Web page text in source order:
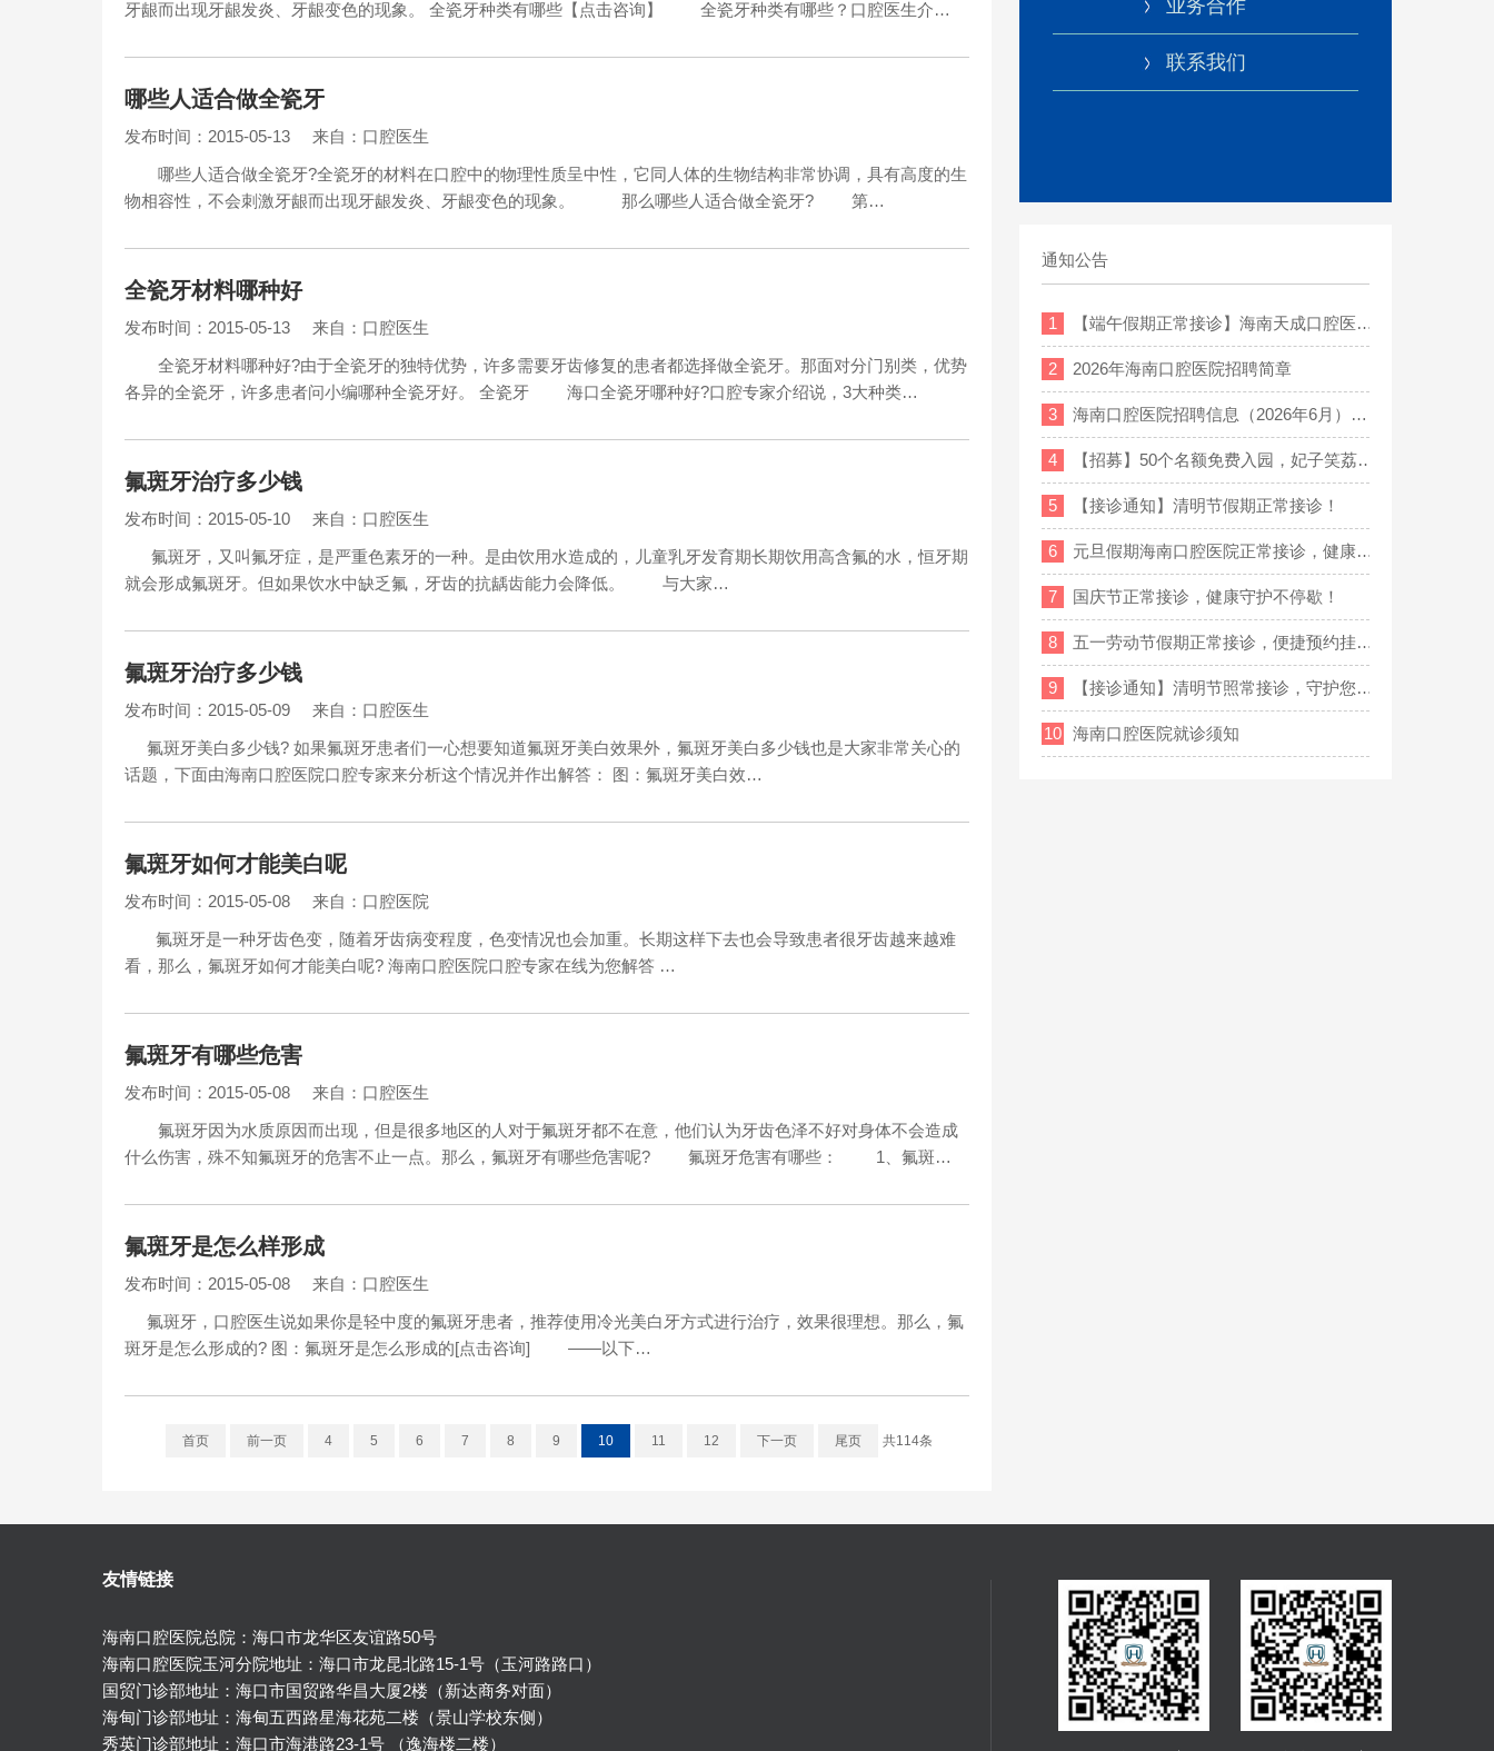
牙龈而出现牙龈发炎、牙龈变色的现象。 全瓷牙种类有哪些【点击咨询】 全瓷牙种类有哪些？口腔医生介…
哪些人适合做全瓷牙
发布时间：2015-05-13
来自：口腔医生
哪些人适合做全瓷牙?全瓷牙的材料在口腔中的物理性质呈中性，它同人体的生物结构非常协调，具有高度的生
物相容性，不会刺激牙龈而出现牙龈发炎、牙龈变色的现象。 那么哪些人适合做全瓷牙? 第…
全瓷牙材料哪种好
发布时间：2015-05-13
来自：口腔医生
全瓷牙材料哪种好?由于全瓷牙的独特优势，许多需要牙齿修复的患者都选择做全瓷牙。那面对分门别类，优势
各异的全瓷牙，许多患者问小编哪种全瓷牙好。 全瓷牙 海口全瓷牙哪种好?口腔专家介绍说，3大种类…
氟斑牙治疗多少钱
发布时间：2015-05-10
来自：口腔医生
氟斑牙，又叫氟牙症，是严重色素牙的一种。是由饮用水造成的，儿童乳牙发育期长期饮用高含氟的水，恒牙期
就会形成氟斑牙。但如果饮水中缺乏氟，牙齿的抗龋齿能力会降低。 与大家…
氟斑牙治疗多少钱
发布时间：2015-05-09
来自：口腔医生
氟斑牙美白多少钱? 如果氟斑牙患者们一心想要知道氟斑牙美白效果外，氟斑牙美白多少钱也是大家非常关心的
话题，下面由海南口腔医院口腔专家来分析这个情况并作出解答： 图：氟斑牙美白效…
氟斑牙如何才能美白呢
发布时间：2015-05-08
来自：口腔医院
氟斑牙是一种牙齿色变，随着牙齿病变程度，色变情况也会加重。长期这样下去也会导致患者很牙齿越来越难
看，那么，氟斑牙如何才能美白呢? 海南口腔医院口腔专家在线为您解答 …
氟斑牙有哪些危害
发布时间：2015-05-08
来自：口腔医生
氟斑牙因为水质原因而出现，但是很多地区的人对于氟斑牙都不在意，他们认为牙齿色泽不好对身体不会造成
什么伤害，殊不知氟斑牙的危害不止一点。那么，氟斑牙有哪些危害呢? 氟斑牙危害有哪些： 1、氟斑…
氟斑牙是怎么样形成
发布时间：2015-05-08
来自：口腔医生
氟斑牙，口腔医生说如果你是轻中度的氟斑牙患者，推荐使用冷光美白牙方式进行治疗，效果很理想。那么，氟
斑牙是怎么形成的? 图：氟斑牙是怎么形成的[点击咨询] ——以下…
首页 前一页 4 5 6 7 8 9 10 11 12 下一页 尾页 共114条
业务合作
联系我们
通知公告
1 【端午假期正常接诊】海南天成口腔医…
2 2026年海南口腔医院招聘简章
3 海南口腔医院招聘信息（2026年6月）…
4 【招募】50个名额免费入园，妃子笑荔…
5 【接诊通知】清明节假期正常接诊！
6 元旦假期海南口腔医院正常接诊，健康…
7 国庆节正常接诊，健康守护不停歇！
8 五一劳动节假期正常接诊，便捷预约挂…
9 【接诊通知】清明节照常接诊，守护您…
10 海南口腔医院就诊须知
友情链接
海南口腔医院总院：海口市龙华区友谊路50号
海南口腔医院玉河分院地址：海口市龙昆北路15-1号（玉河路路口）
国贸门诊部地址：海口市国贸路华昌大厦2楼（新达商务对面）
海甸门诊部地址：海甸五西路星海花苑二楼（景山学校东侧）
秀英门诊部地址：海口市海港路23-1号 （逸海楼二楼）